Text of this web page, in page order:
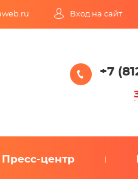
Вход на сайт
+7
Пресс-центр